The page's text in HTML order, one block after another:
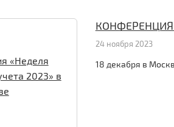
КОНФЕРЕНЦИЯ
24 ноября 2023
18 декабря в